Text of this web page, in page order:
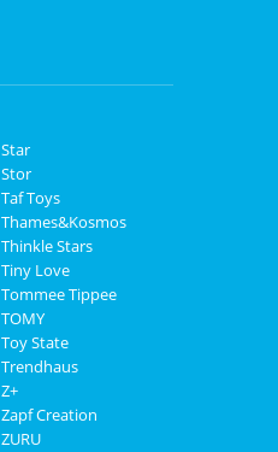
Star
Stor
Taf Toys
Thames&Kosmos
Thinkle Stars
Tiny Love
Tommee Tippee
TOMY
Toy State
Trendhaus
Z+
Zapf Creation
ZURU